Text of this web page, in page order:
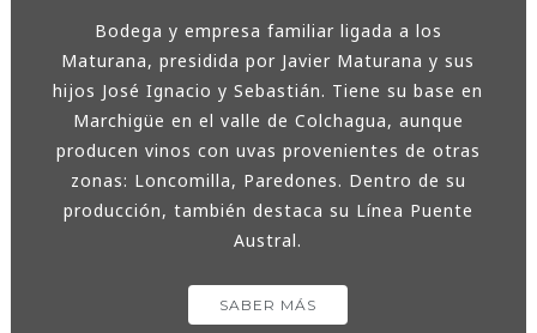
Bodega y empresa familiar ligada a los
Maturana, presidida por Javier Maturana y sus
hijos José Ignacio y Sebastián. Tiene su base en
Marchigüe en el valle de Colchagua, aunque
producen vinos con uvas provenientes de otras
zonas: Loncomilla, Paredones. Dentro de su
producción, también destaca su Línea Puente
Austral.
SABER MÁS